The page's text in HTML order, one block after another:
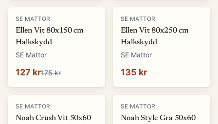
-27 %
SE MATTOR
Ellen Vit 80x150 cm
Halkskydd
SE Mattor
127 kr175 kr
SE MATTOR
Ellen Vit 80x250 cm
Halkskydd
SE Mattor
135 kr
-32%
SE MATTOR
Noah Crush Vit 50x60
-32%
SE MATTOR
Noah Style Grå 50x60